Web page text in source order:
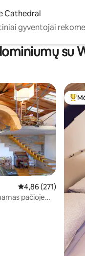
Cathedral
gyventojai
su
144
Vidutinis
4,86 (271)
pačioje